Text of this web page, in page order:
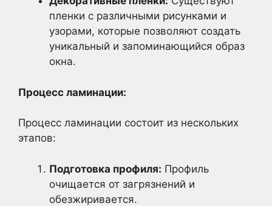
пленки с различными рисунками и
узорами, которые позволяют создать
уникальный и запоминающийся образ
окна.
Процесс ламинации:
Процесс ламинации состоит из нескольких
этапов:
Подготовка профиля: Профиль
очищается от загрязнений и
обезжиривается.